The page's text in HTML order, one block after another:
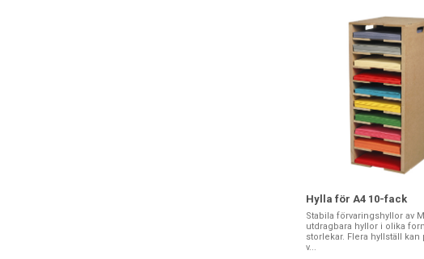
Hylla för A4 10-fack
Stabila förvaringshyllor av
utdragbara hyllor i olika
storlekar. Flera hyllställ kan
v...